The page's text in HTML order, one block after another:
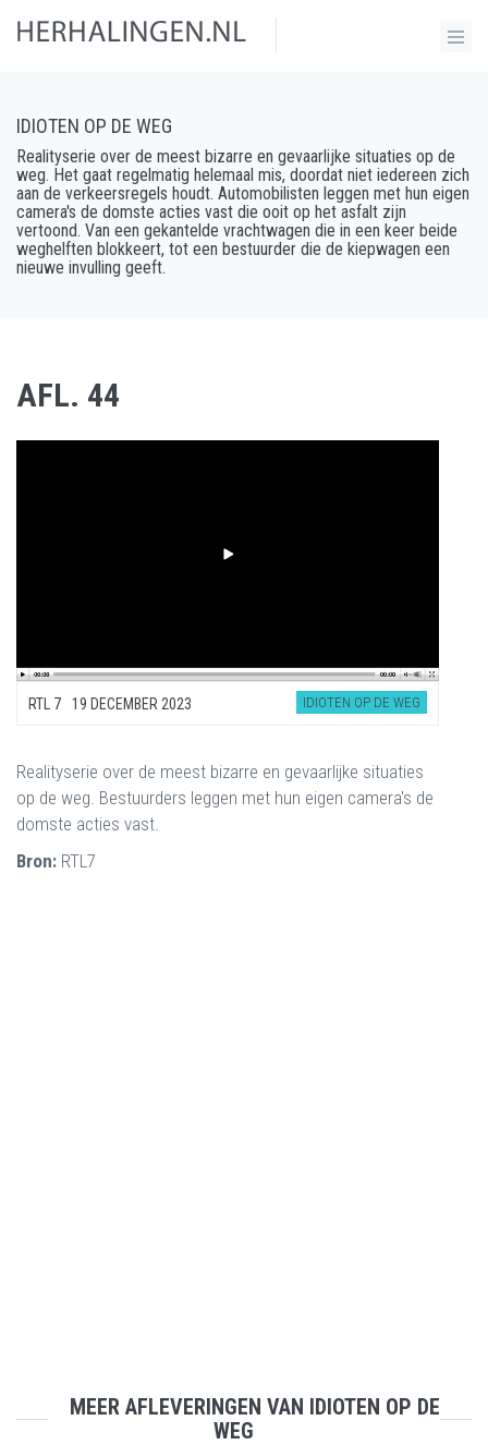
IDIOTEN OP DE WEG
Realityserie over de meest bizarre en gevaarlijke situaties op de
weg. Het gaat regelmatig helemaal mis, doordat niet iedereen zich
aan de verkeersregels houdt. Automobilisten leggen met hun eigen
camera's de domste acties vast die ooit op het asfalt zijn
vertoond. Van een gekantelde vrachtwagen die in een keer beide
weghelften blokkeert, tot een bestuurder die de kiepwagen een
nieuwe invulling geeft.
AFL. 44
RTL 7 19 DECEMBER 2023 IDIOTEN OP DE WEG
Realityserie over de meest bizarre en gevaarlijke situaties
op de weg. Bestuurders leggen met hun eigen camera's de
domste acties vast.
Bron: RTL7
MEER AFLEVERINGEN VAN IDIOTEN OP DE
WEG